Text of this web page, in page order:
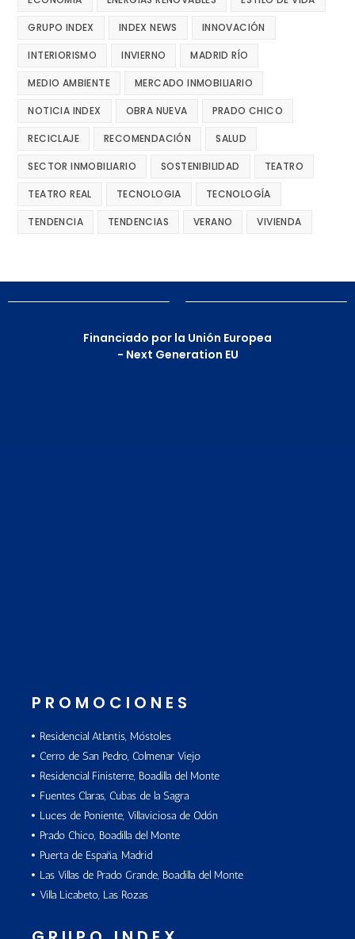
GRUPO INDEX INDEX NEWS INNOVACIÓN
INTERIORISMO INVIERNO MADRID RÍO
MEDIO AMBIENTE MERCADO INMOBILIARIO
NOTICIA INDEX OBRA NUEVA PRADO CHICO
RECICLAJE RECOMENDACIÓN SALUD
SECTOR INMOBILIARIO SOSTENIBILIDAD TEATRO
TEATRO REAL TECNOLOGIA TECNOLOGÍA
TENDENCIA TENDENCIAS VERANO VIVIENDA
Financiado por la Unión Europea
- Next Generation EU
PROMOCIONES
Residencial Atlantis, Móstoles
Cerro de San Pedro, Colmenar Viejo
Residencial Finisterre, Boadilla del Monte
Fuentes Claras, Cubas de la Sagra
Luces de Poniente, Villaviciosa de Odón
Prado Chico, Boadilla del Monte
Puerta de España, Madrid
Las Villas de Prado Grande, Boadilla del Monte
Villa Licabeto, Las Rozas